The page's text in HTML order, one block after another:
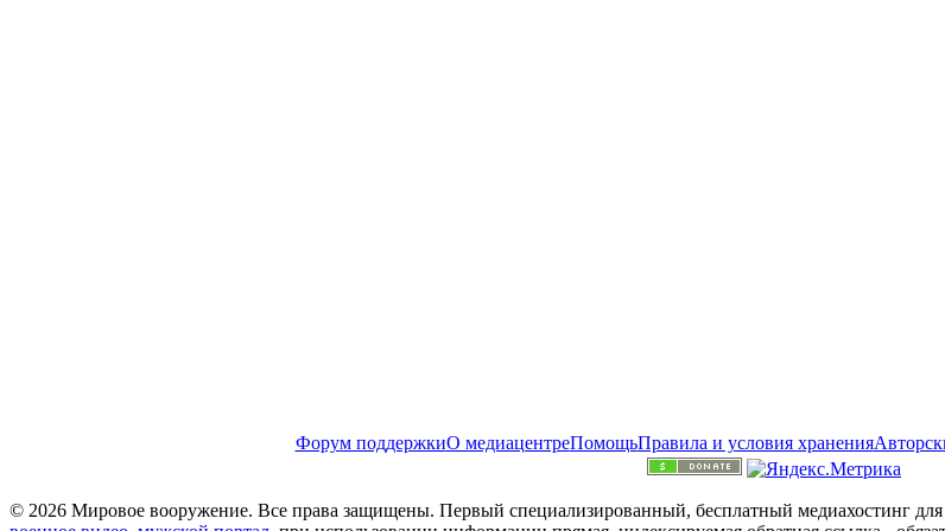
Форум поддержкиО медиацентреПомощьПравила и условия хранения
© 2026 Мировое вооружение. Все права защищены. Первый специализированный, бесплатный медиахостинг для